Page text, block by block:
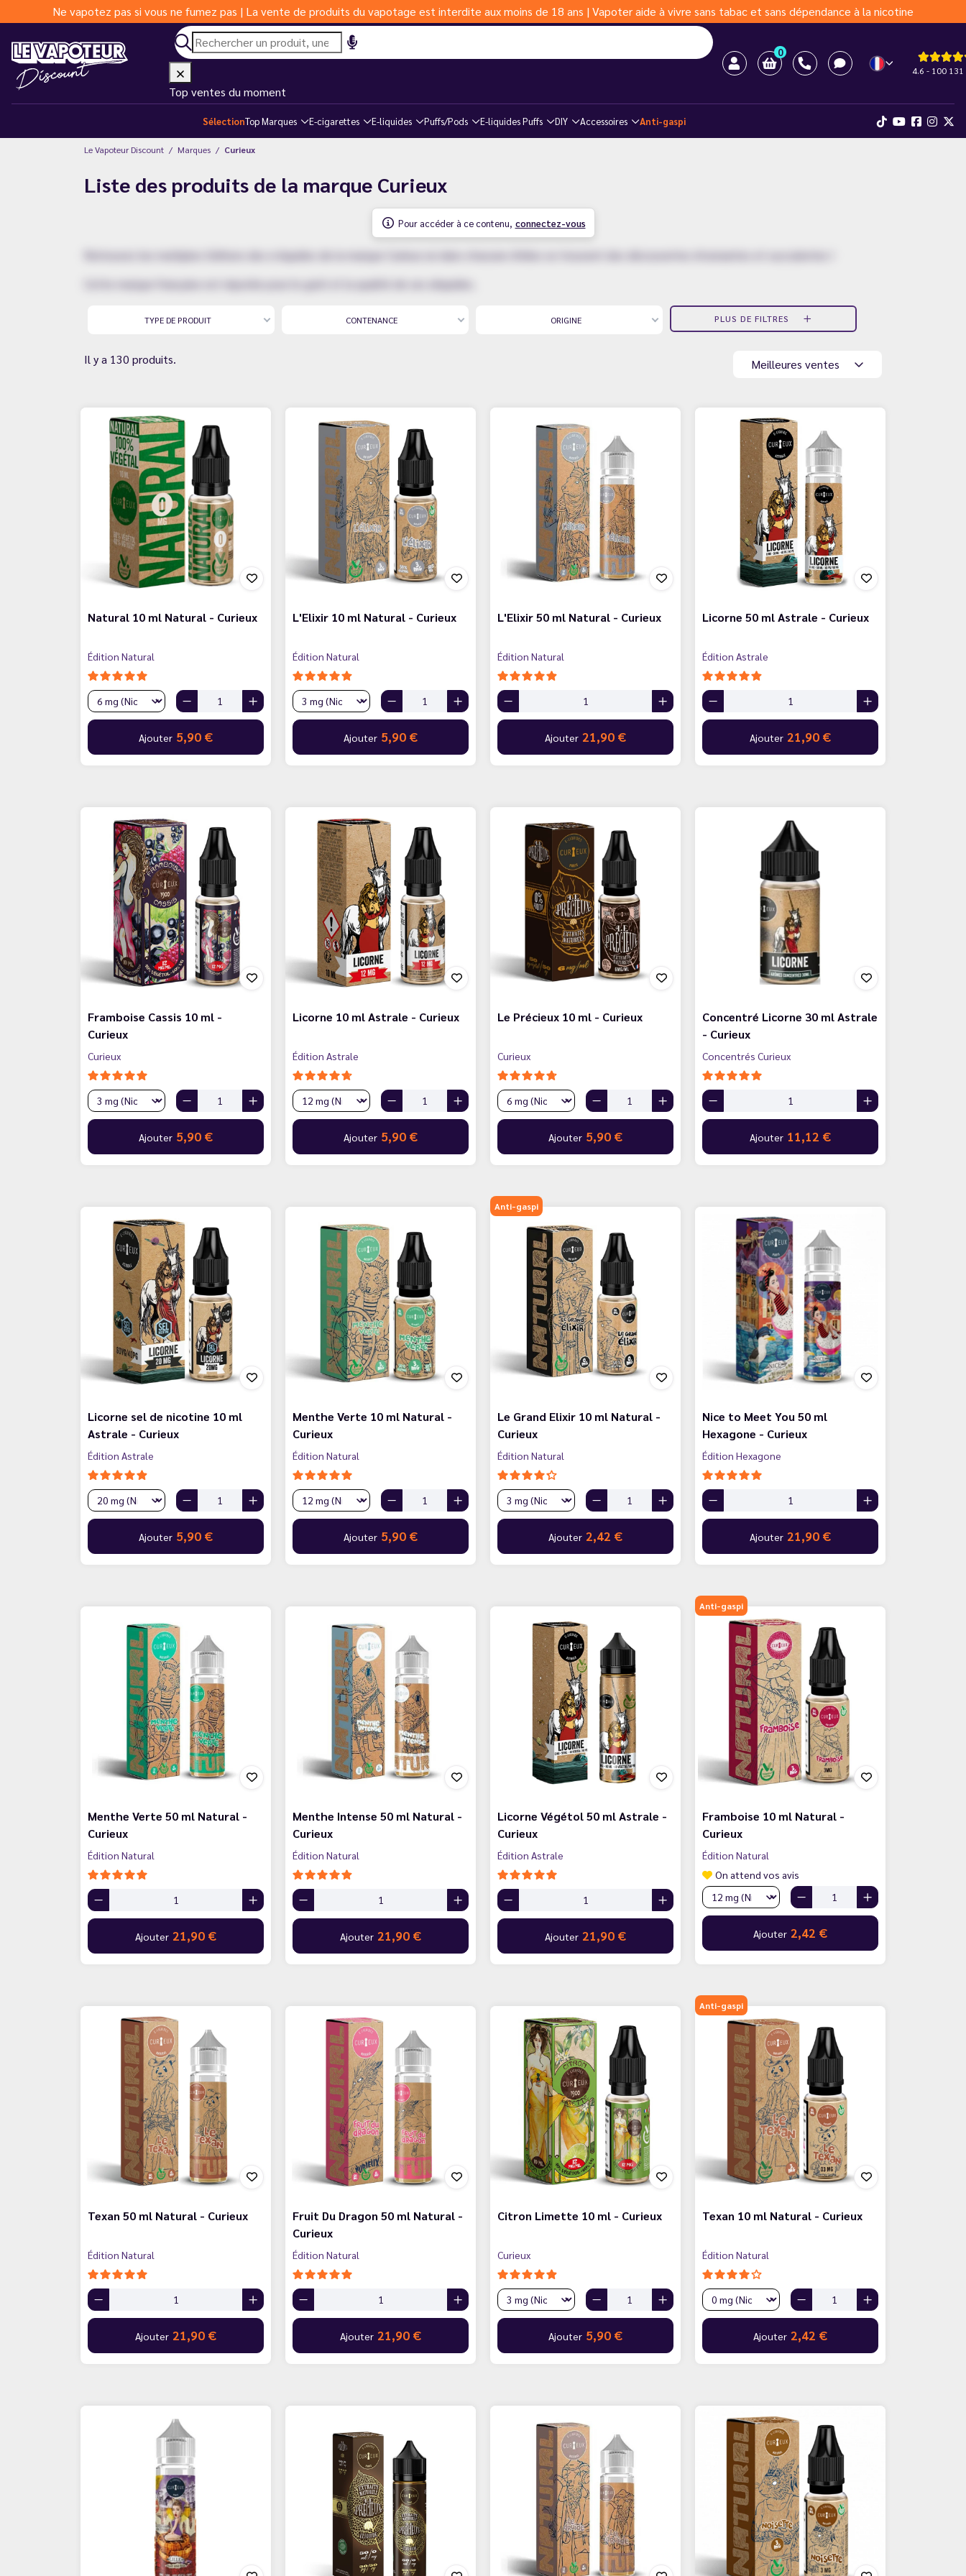
Ne vapotez pas si vous ne fumez pas | La vente de produits du vapotage est interdite aux moins de 18 ans | Vapoter aide à vivre sans tabac et sans dépendance à la nicotine
0
4.6 - 100 131
Top ventes du moment
SélectionTop Marques E-cigarettes E-liquides Puffs/Pods E-liquides Puffs DIY Accessoires Anti-gaspi
Le Vapoteur Discount Marques Curieux
Liste des produits de la marque Curieux
Pour accéder à ce contenu, connectez-vous
Retrouvez les multiples Editions des e-liquides de la marque Curieux où dans chacune d'elles se trouvent des découvertes étonnantes et succulentes !
Cette marque française est réputée pour le goût et la qualité de ses eliquides.
TYPE DE PRODUIT CONTENANCE ORIGINE PLUS DE FILTRES
Il y a 130 produits. Meilleures ventes
Natural 10 ml Natural - Curieux
Édition Natural
Ajouter 5,90 €
L'Elixir 10 ml Natural - Curieux
Édition Natural
Ajouter 5,90 €
L'Elixir 50 ml Natural - Curieux
Édition Natural
Ajouter 21,90 €
Licorne 50 ml Astrale - Curieux
Édition Astrale
Ajouter 21,90 €
Framboise Cassis 10 ml -
Curieux
Curieux
Ajouter 5,90 €
Licorne 10 ml Astrale - Curieux
Édition Astrale
Ajouter 5,90 €
Le Précieux 10 ml - Curieux
Curieux
Ajouter 5,90 €
Concentré Licorne 30 ml Astrale
- Curieux
Concentrés Curieux
Ajouter 11,12 €
Licorne sel de nicotine 10 ml
Astrale - Curieux
Édition Astrale
Ajouter 5,90 €
Menthe Verte 10 ml Natural -
Curieux
Édition Natural
Ajouter 5,90 €
Anti-gaspi
Le Grand Elixir 10 ml Natural -
Curieux
Édition Natural
Ajouter 2,42 €
Nice to Meet You 50 ml
Hexagone - Curieux
Édition Hexagone
Ajouter 21,90 €
Menthe Verte 50 ml Natural -
Curieux
Édition Natural
Ajouter 21,90 €
Menthe Intense 50 ml Natural -
Curieux
Édition Natural
Ajouter 21,90 €
Licorne Végétol 50 ml Astrale -
Curieux
Édition Astrale
Ajouter 21,90 €
Anti-gaspi
Framboise 10 ml Natural -
Curieux
Édition Natural
On attend vos avis
Ajouter 2,42 €
Texan 50 ml Natural - Curieux
Édition Natural
Ajouter 21,90 €
Fruit Du Dragon 50 ml Natural -
Curieux
Édition Natural
Ajouter 21,90 €
Citron Limette 10 ml - Curieux
Curieux
Ajouter 5,90 €
Anti-gaspi
Texan 10 ml Natural - Curieux
Édition Natural
Ajouter 2,42 €